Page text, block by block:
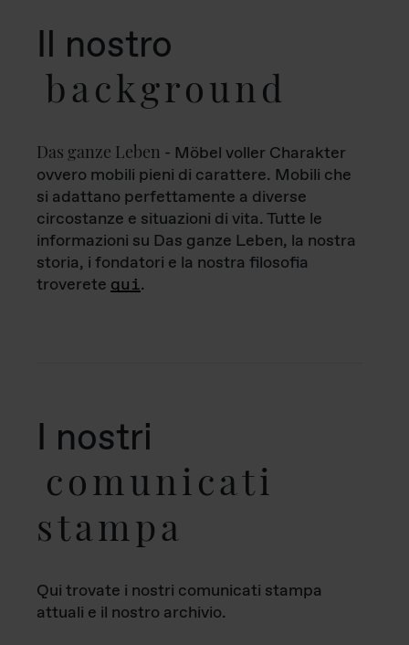
Il nostro
background
Das ganze Leben - Möbel voller Charakter
ovvero mobili pieni di carattere. Mobili che
si adattano perfettamente a diverse
circostanze e situazioni di vita. Tutte le
informazioni su Das ganze Leben, la nostra
storia, i fondatori e la nostra filosofia
troverete qui.
I nostri
comunicati
stampa
Qui trovate i nostri comunicati stampa
attuali e il nostro archivio.